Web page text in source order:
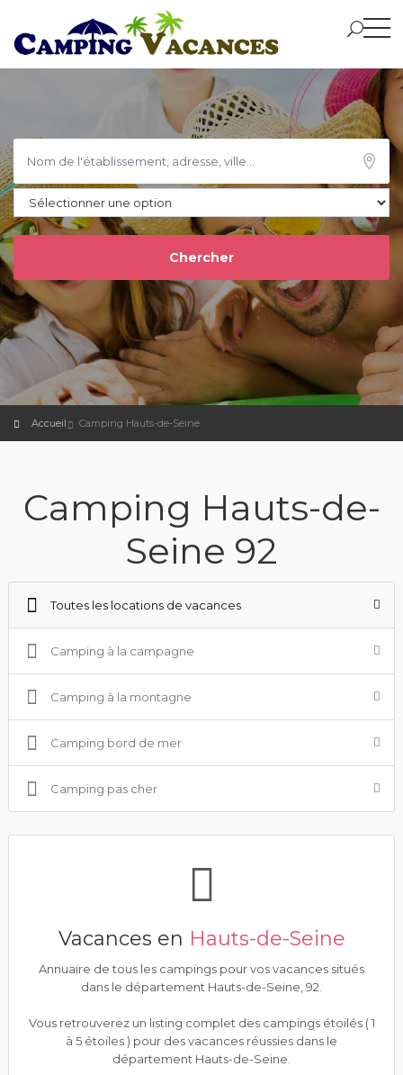
Accueil Camping Hauts-de-Seine
Camping Hauts-de-
Seine 92
Toutes les locations de vacances
Camping à la campagne
Camping à la montagne
Camping bord de mer
Camping pas cher
Vacances en Hauts-de-Seine
Annuaire de tous les campings pour vos vacances situés
dans le département Hauts-de-Seine, 92.
Vous retrouverez un listing complet des campings étoilés ( 1
à 5 étoiles ) pour des vacances réussies dans le
département Hauts-de-Seine.